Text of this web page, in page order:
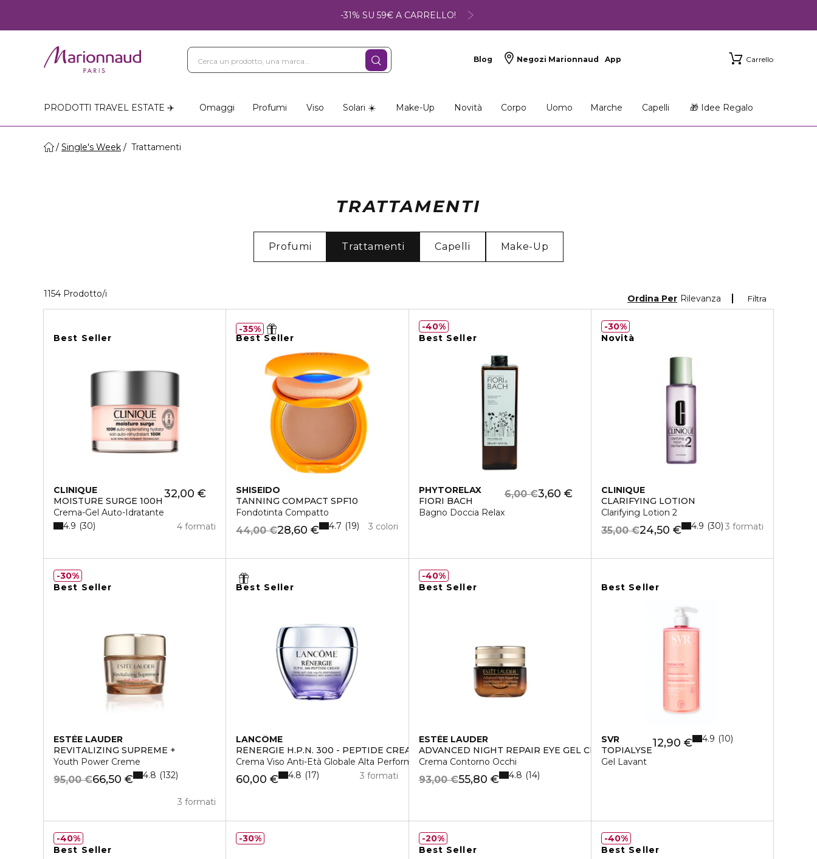
-31% SU 59€ A CARRELLO!
Blog Negozi Marionnaud App Carrello
PRODOTTI TRAVEL ESTATE ✈️ Omaggi Profumi Viso Solari ☀️ Make-Up Novità Corpo Uomo Marche Capelli 🎁 Idee Regalo
Single's Week Trattamenti
TRATTAMENTI
Profumi Trattamenti Capelli Make-Up
1154 Prodotto/i Filtra
Ordina Per Rilevanza
Best Seller
CLINIQUE
MOISTURE SURGE 100H
Crema-Gel Auto-Idratante
32,00 €
4 formati
4.9 30
Best Seller
SHISEIDO
TANNING COMPACT SPF10
Fondotinta Compatto
28,60 €
44,00 € 3 colori
4.7 19
35%
Best Seller
PHYTORELAX
FIORI BACH
Bagno Doccia Relax
3,60 €
6,00 €
40%
Novità
CLINIQUE
CLARIFYING LOTION
Clarifying Lotion 2
24,50 €
35,00 € 3 formati
4.9 30
30%
Best Seller
ESTÉE LAUDER
REVITALIZING SUPREME +
Youth Power Creme
66,50 €
95,00 €
3 formati
4.8 132
30%
Best Seller
LANCÔME
RÉNERGIE H.P.N. 300 - PEPTIDE CREAM
Crema Viso Anti-Età Globale Alta Performance
60,00 € 3 formati
4.8 17
Best Seller
ESTÉE LAUDER
ADVANCED NIGHT REPAIR EYE GEL CREAM
Crema Contorno Occhi
55,80 €
93,00 € 4.8 14
40%
Best Seller
SVR
TOPIALYSE
Gel Lavant
12,90 € 4.9 10
Best Seller
40%
30%
Best Seller
20%
Best Seller
40%